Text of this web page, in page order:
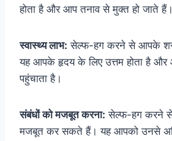
होता है और आप तनाव से मुक्त हो जाते हैं।
स्वास्थ्य लाभ: सेल्फ-हग करने से आपके
यह आपके हृदय के लिए उत्तम होता है
पहुंचाता है।
संबंधों को मजबूत करना: सेल्फ-हग करने
मजबूत कर सकते हैं। यह आपको उनसे